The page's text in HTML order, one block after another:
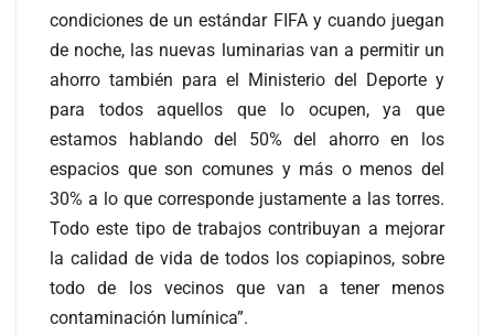
condiciones de un estándar FIFA y cuando juegan
de noche, las nuevas luminarias van a permitir un
ahorro también para el Ministerio del Deporte y
para todos aquellos que lo ocupen, ya que
estamos hablando del 50% del ahorro en los
espacios que son comunes y más o menos del
30% a lo que corresponde justamente a las torres.
Todo este tipo de trabajos contribuyan a mejorar
la calidad de vida de todos los copiapinos, sobre
todo de los vecinos que van a tener menos
contaminación lumínica”.